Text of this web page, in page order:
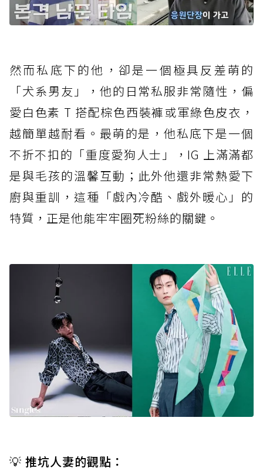
然而私底下的他，卻是一個極具反差萌的
「犬系男友」，他的日常私服非常隨性，偏
愛白色素 T 搭配棕色西裝褲或軍綠色皮衣，
越簡單越耐看。最萌的是，他私底下是一個
不折不扣的「重度愛狗人士」，IG 上滿滿都
是與毛孩的溫馨互動；此外他還非常熱愛下
廚與重訓，這種「戲內冷酷、戲外暖心」的
特質，正是他能牢牢圈死粉絲的關鍵。
💡 推坑人妻的觀點：